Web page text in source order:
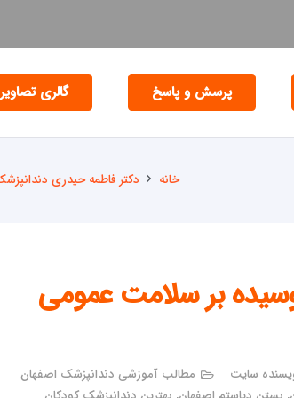
پرسش و پاسخ گالری تصاویر
خانه دکتر فاطمه حیدری
بر سلامت عمومی
سایت
مطالب آموزشی دندانپزشک اصفهان